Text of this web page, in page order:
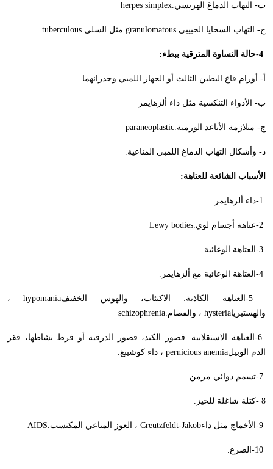
ب- التهاب الدماغ الهربسيherpes simplex.
ج- التهاب السحايا الحبيبي granulomatous مثل السليtuberculous.
-4حالة النساوة المترقية ببطء:
أ- أورام قاع البطين الثالث أو الجهاز اللمبي وجدرانهما.
ب- الأدواء التنكسية مثل داء ألزهايمر
ج- متلازمة الأباعد الورميةparaneoplastic.
د- وأشكال التهاب الدماغ اللمبي المناعية.
الأسباب الشائعة للعتاهة:
-1داء ألزهايمر .
-2عتاهة أجسام لويLewy bodies.
-3 العتاهة الوعائية.
-4 العتاهة الوعائية مع ألزهايمر .
-5 العتاهة الكاذبة: الاكتئاب، والهوس الخفيفhypomania ،
والهستيرياhysteria ، والفصامschizophrenia.
-6 العتاهة الاستقلابية: قصور الكبد، قصور الدرقية أو فرط نشاطها، فقر
الدم الوبيلpernicious anemia ، داء كوشينغ.
-7تسمم دوائي مزمن.
- 8كتلة شاغلة للحيز .
-9 الأخماج مثل داءCreutzfeldt-Jakob ، العوز المناعي المكتسبAIDS.
-10 الصرع.